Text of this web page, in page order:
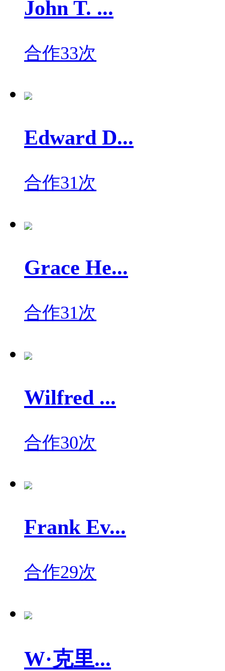
John T. ...
合作33次
Edward D...
合作31次
Grace He...
合作31次
Wilfred ...
合作30次
Frank Ev...
合作29次
W·克里...